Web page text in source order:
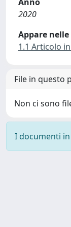
2020
Appare
1.1 Articolo
File in questo
Non ci sono
I documenti